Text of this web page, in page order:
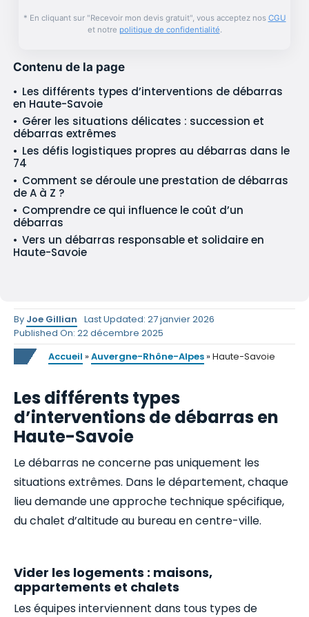
* En cliquant sur "Recevoir mon devis gratuit", vous acceptez nos CGU
et notre politique de confidentialité.
Contenu de la page
Les différents types d’interventions de débarras
en Haute-Savoie
Gérer les situations délicates : succession et
débarras extrêmes
Les défis logistiques propres au débarras dans le
74
Comment se déroule une prestation de débarras
de A à Z ?
Comprendre ce qui influence le coût d’un
débarras
Vers un débarras responsable et solidaire en
Haute-Savoie
By Joe Gillian Last Updated: 27 janvier 2026
Published On: 22 décembre 2025
Accueil »Auvergne-Rhône-Alpes »Haute-Savoie
Les différents types
d’interventions de débarras en
Haute-Savoie
Le débarras ne concerne pas uniquement les
situations extrêmes. Dans le département, chaque
lieu demande une approche technique spécifique,
du chalet d’altitude au bureau en centre-ville.
Vider les logements : maisons,
appartements et chalets
Les équipes interviennent dans tous types de